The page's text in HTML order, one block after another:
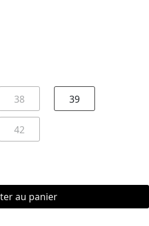
38 39
42